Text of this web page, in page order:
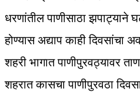
धरणांतील पाणीसाठा
होण्यास अद्याप काही दिवसांचा
शहरी भागात पाणीपुरवठ्यावर
शहरात कासचा पाणीपुरवठा